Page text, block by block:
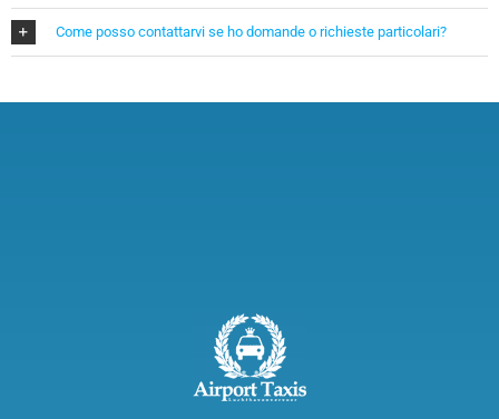
Come posso contattarvi se ho domande o richieste particolari?